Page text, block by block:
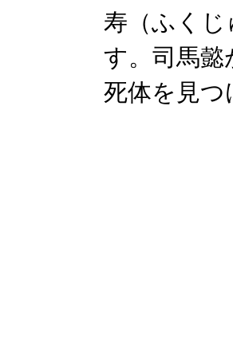
寿（ふく
す。司馬
死体を見つ